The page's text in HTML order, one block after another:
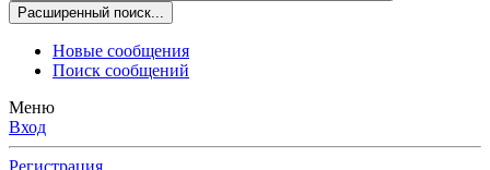
Расширенный поиск...
Новые сообщения
Поиск сообщений
Меню
Вход